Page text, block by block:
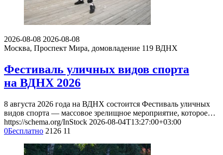
2026-08-08 2026-08-08
Москва, Проспект Мира, домовладение 119 ВДНХ
Фестиваль уличных видов спорта
на ВДНХ 2026
8 августа 2026 года на ВДНХ состоится Фестиваль уличных
видов спорта — массовое зрелищное мероприятие, которое…
https://schema.org/InStock 2026-08-04T13:27:00+03:00
0Бесплатно 2126 11